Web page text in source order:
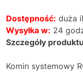
Dostępność: duża
Wysyłka w: 24
Szczegóły produktu
Komin systemowy